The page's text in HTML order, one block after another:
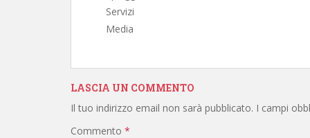
Servizi
Media
LASCIA UN COMMENTO
Il tuo indirizzo email non sarà pubblicato. I campi
Commento *